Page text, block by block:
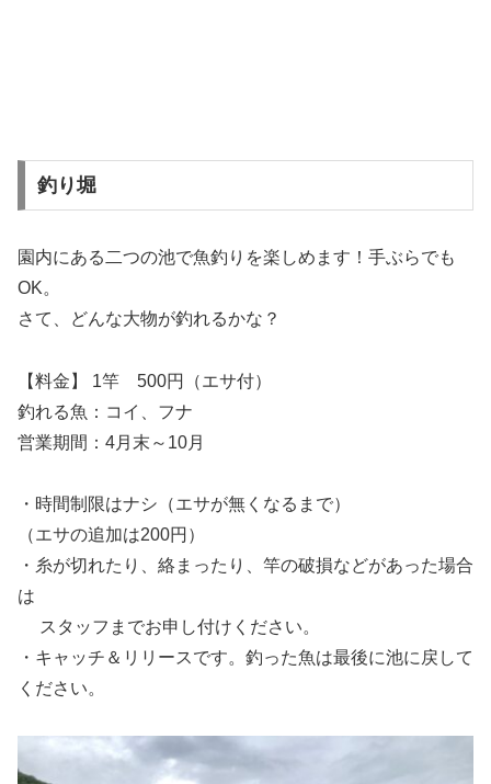
釣り堀
園内にある二つの池で魚釣りを楽しめます！手ぶらでも
OK。
さて、どんな大物が釣れるかな？
【料金】 1竿 500円（エサ付）
釣れる魚：コイ、フナ
営業期間：4月末～10月
・時間制限はナシ（エサが無くなるまで）
（エサの追加は200円）
・糸が切れたり、絡まったり、竿の破損などがあった場合
は
スタッフまでお申し付けください。
・キャッチ＆リリースです。釣った魚は最後に池に戻して
ください。